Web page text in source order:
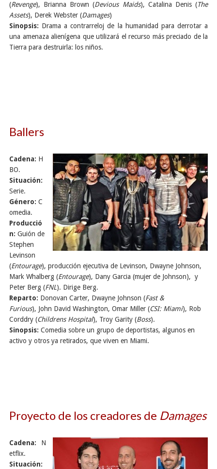
(Revenge), Brianna Brown (Devious Maids), Catalina Denis (The
Assets), Derek Webster (Damages)
Sinopsis: Drama a contrarreloj de la humanidad para derrotar a
una amenaza alienígena que utilizará el recurso más preciado de la
Tierra para destruirla: los niños.
Ballers
Cadena: H
BO.
Situación:
Serie.
Género: C
omedia.
Producció
n: Guión de
Stephen
Levinson
(Entourage), producción ejecutiva de Levinson, Dwayne Johnson,
Mark Whalberg (Entourage), Dany Garcia (mujer de Johnson), y
Peter Berg (FNL). Dirige Berg.
Reparto: Donovan Carter, Dwayne Johnson (Fast &
Furious), John David Washington, Omar Miller (CSI: Miami), Rob
Corddry (Childrens Hospital), Troy Garity (Boss).
Sinopsis: Comedia sobre un grupo de deportistas, algunos en
activo y otros ya retirados, que viven en Miami.
Proyecto de los creadores de Damages
Cadena: N
etflix.
Situación: